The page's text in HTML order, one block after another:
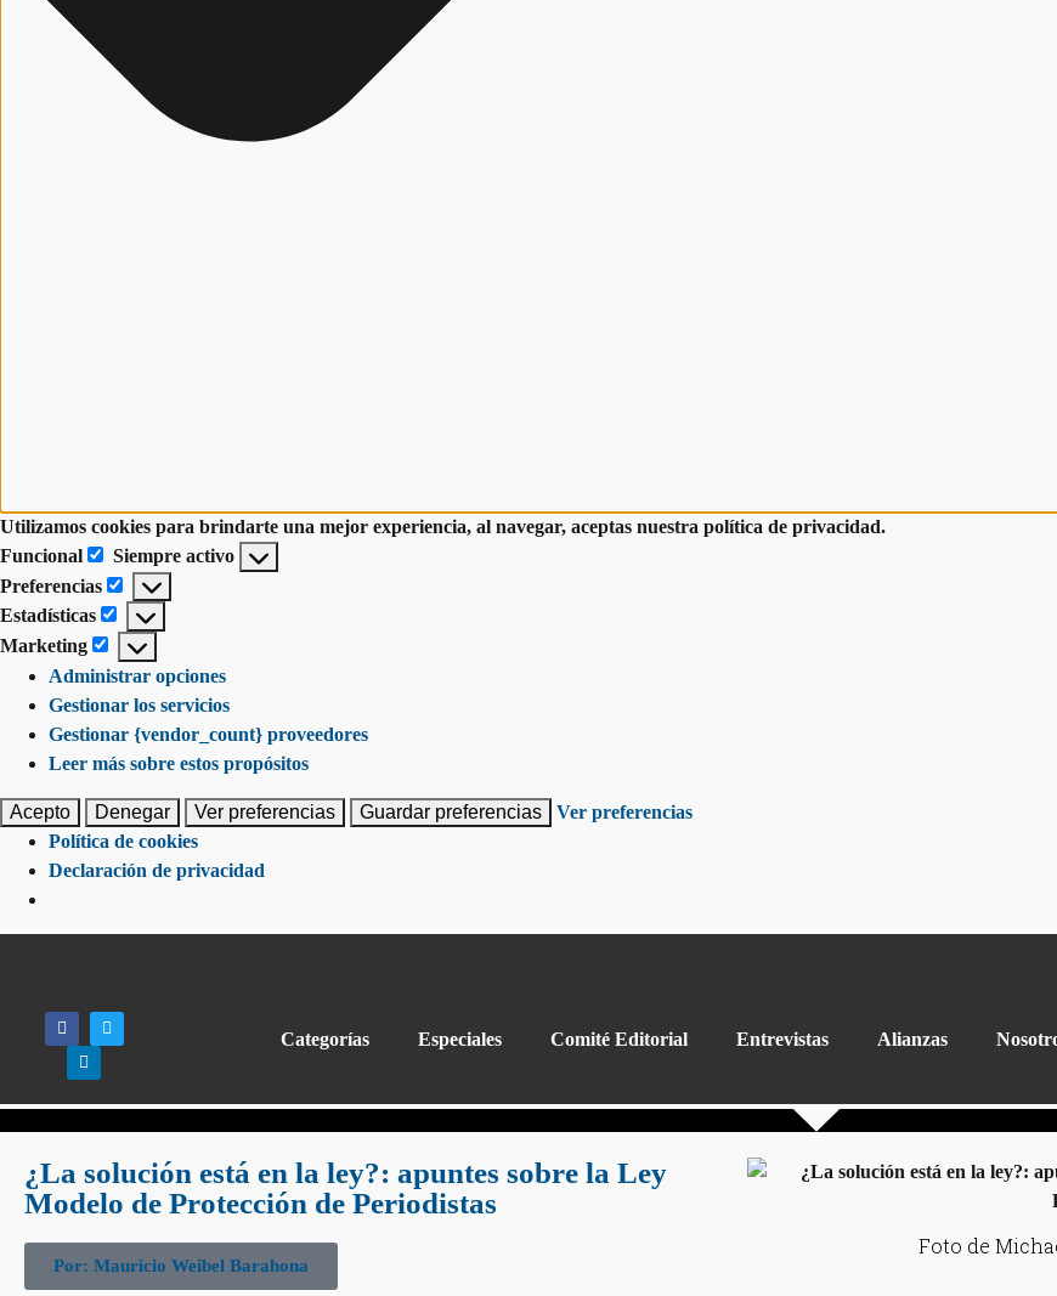
Utilizamos cookies para brindarte una mejor experiencia, al navegar, aceptas nuestra política de privacidad.
Funcional
Siempre activo
Preferencias
Estadísticas
Marketing
Administrar opciones
Gestionar los servicios
Gestionar {vendor_count} proveedores
Leer más sobre estos propósitos
Acepto Denegar Ver preferencias Guardar preferencias
Ver preferencias
Política de cookies
Declaración de privacidad
Categorías Especiales Comité Editorial Entrevistas Alianzas
¿La solución está en la ley?: apuntes sobre la Ley
Modelo de Protección de Periodistas
Por: Mauricio Weibel Barahona
Foto de